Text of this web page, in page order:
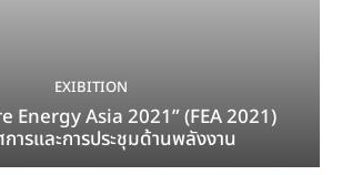
EXIBITION
Energy Asia 2021” (FEA 2021)
ารและการประชุมด้านพลังงาน